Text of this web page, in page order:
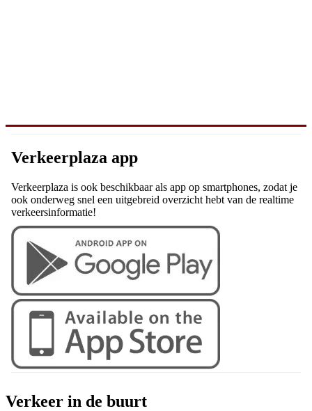
Verkeerplaza app
Verkeerplaza is ook beschikbaar als app op smartphones, zodat je
ook onderweg snel een uitgebreid overzicht hebt van de realtime
verkeersinformatie!
Verkeer in de buurt